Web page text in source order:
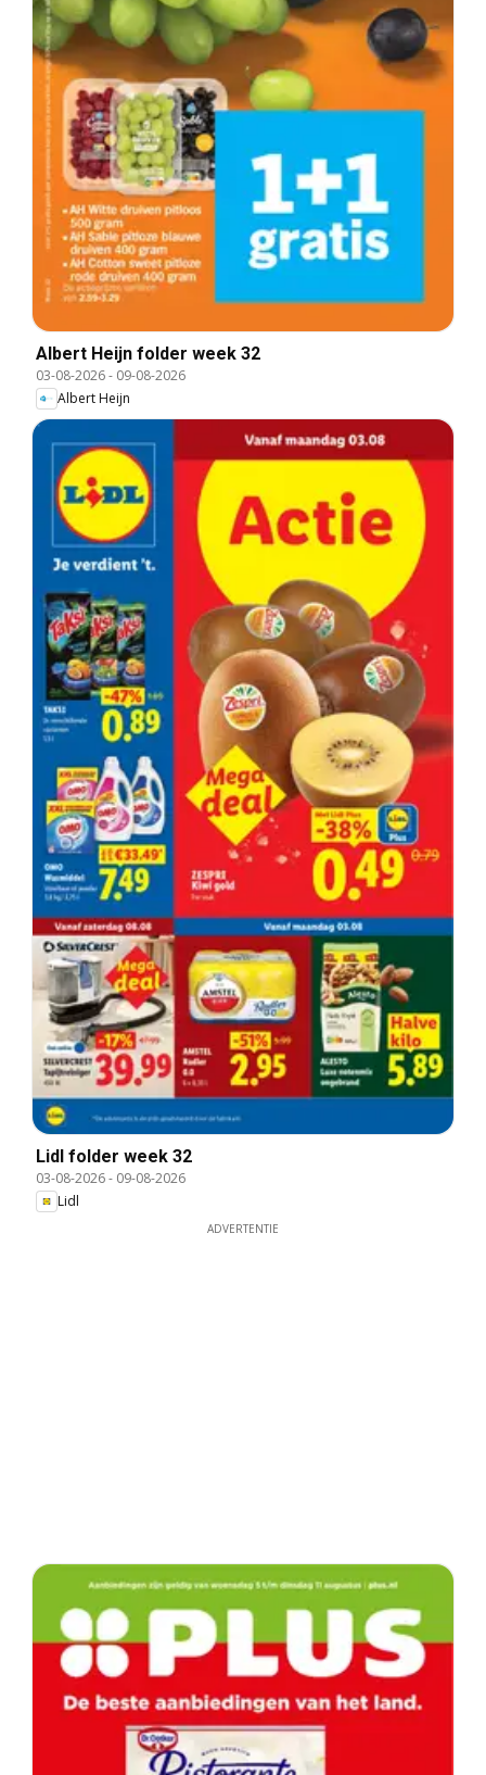
Albert Heijn folder week 32
03-08-2026- 09-08-2026
Albert Heijn
Lidl folder week 32
03-08-2026- 09-08-2026
Lidl
ADVERTENTIE